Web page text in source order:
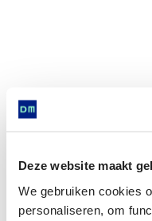
Deze website maakt
We gebruiken cookies
personaliseren, om